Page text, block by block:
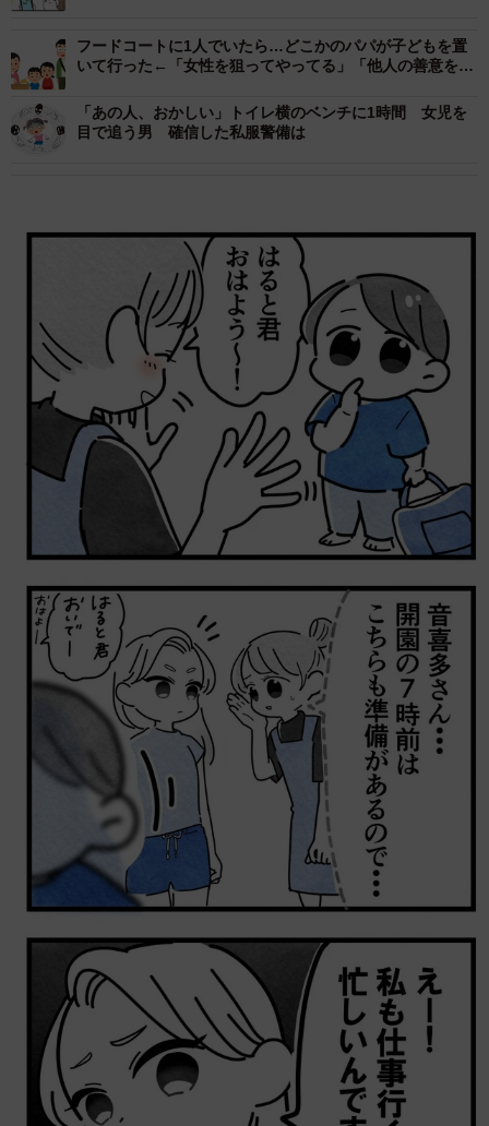
フードコートに1人でいたら…どこかのパパが子どもを置
いて行った←「女性を狙ってやってる」「他人の善意を頼
「あの人、おかしい」トイレ横のベンチに1時間 女児を
目で追う男 確信した私服警備は